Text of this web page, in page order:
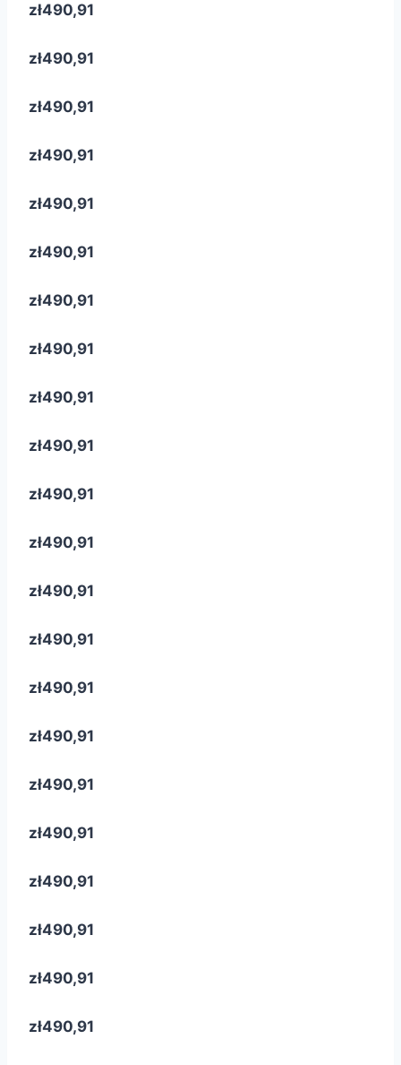
zł490,91
zł490,91
zł490,91
zł490,91
zł490,91
zł490,91
zł490,91
zł490,91
zł490,91
zł490,91
zł490,91
zł490,91
zł490,91
zł490,91
zł490,91
zł490,91
zł490,91
zł490,91
zł490,91
zł490,91
zł490,91
zł490,91